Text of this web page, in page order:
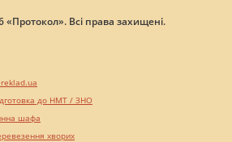
Всі права захищені.
до НМТ / ЗНО
шафа
хворих